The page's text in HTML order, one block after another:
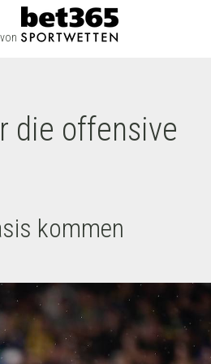
die offensive
kommen